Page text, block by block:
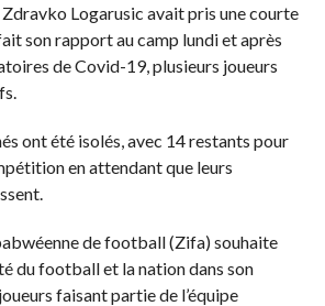
Zdravko Logarusic avait pris une courte
son rapport au camp lundi et après
de Covid-19, plusieurs joueurs
ont été isolés, avec 14 restants pour
en attendant que leurs
de football (Zifa) souhaite
du football et la nation dans son
faisant partie de l’équipe